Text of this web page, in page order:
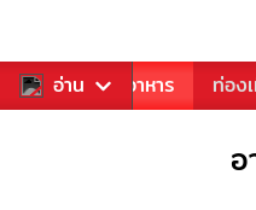
อ่าน
การเพลง อาหาร ท่อง